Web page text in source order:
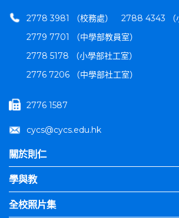
2778 3981 （校務處）
2788 4343 （
2779 7701 （中學部教員室）
2778 5178 （小學部社工室）
2776 7206 （中學部社工室）
2776 1587
cycs@cycs.edu.hk
關於則仁
學與教
全校照片集